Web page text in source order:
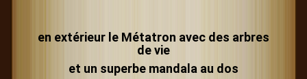
en extérieur le Métatron avec des arbres
de vie
et un superbe mandala au dos